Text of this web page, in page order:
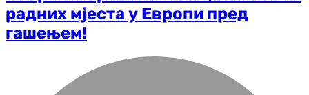
радних мјеста у Европи пред
гашењем!